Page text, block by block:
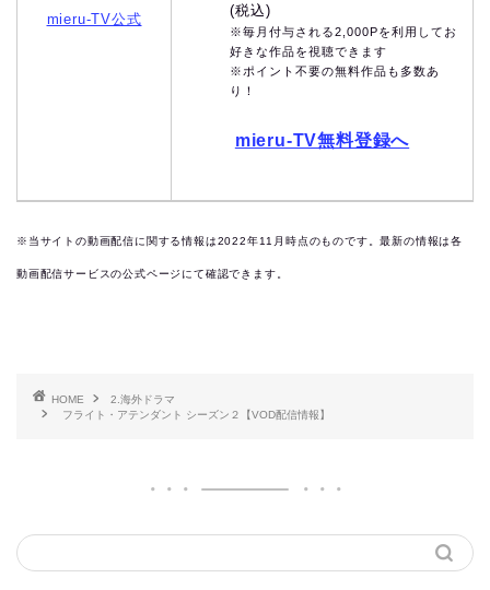
mieru-TV公式
(税込)
※毎月付与される2,000Pを利用してお
好きな作品を視聴できます
※ポイント不要の無料作品も多数あ
り！
mieru-TV無料登録へ
※当サイトの動画配信に関する情報は2022年11月時点のものです。最新の情報は各
動画配信サービスの公式ページにて確認できます。
HOME
2.海外ドラマ
フライト・アテンダント シーズン２【VOD配信情報】